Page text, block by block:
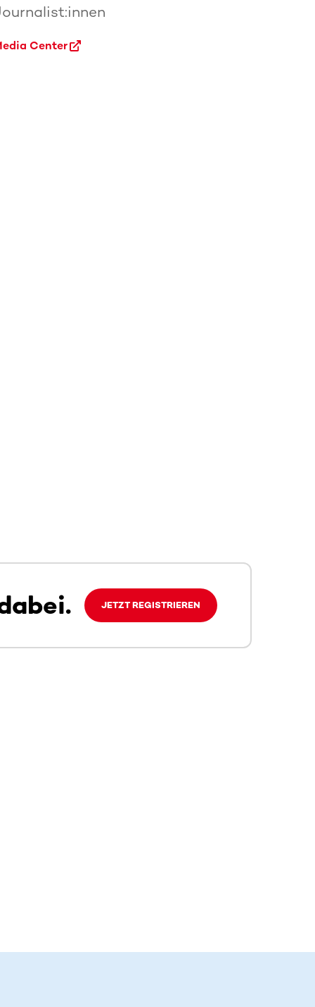
Center
JETZT REGISTRIEREN